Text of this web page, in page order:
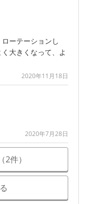
ーテーションし
大きくなって、よ
2020年11月18日
2020年7月28日
件）